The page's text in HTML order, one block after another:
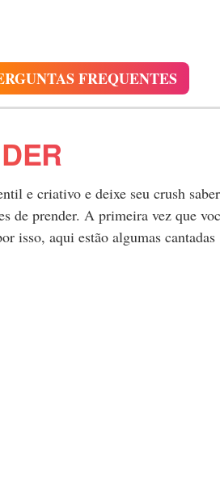
FREQUENTES
e criativo e deixe seu crush saber
de prender. A primeira vez que
isso, aqui estão algumas cantadas